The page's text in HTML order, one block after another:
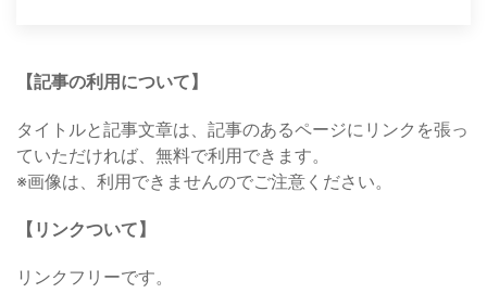
【記事の利用について】
タイトルと記事文章は、記事のあるページにリンクを張っ
ていただければ、無料で利用できます。
※画像は、利用できませんのでご注意ください。
【リンクついて】
リンクフリーです。